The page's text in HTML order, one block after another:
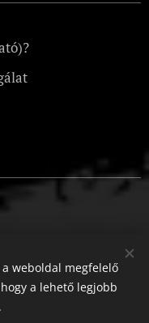
weboldal megfelelő
a lehető legjobb